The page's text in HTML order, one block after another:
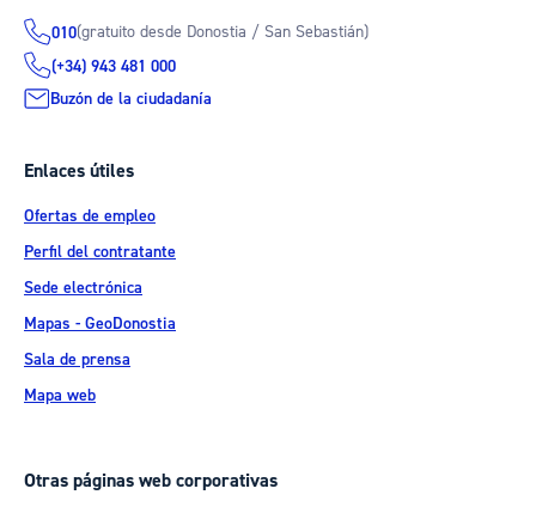
010(gratuito desde Donostia / San Sebastián)
(+34) 943 481 000
Buzón de la ciudadanía
Enlaces útiles
Ofertas de empleo
Perfil del contratante
Sede electrónica
Mapas - GeoDonostia
Sala de prensa
Mapa web
Otras páginas web corporativas